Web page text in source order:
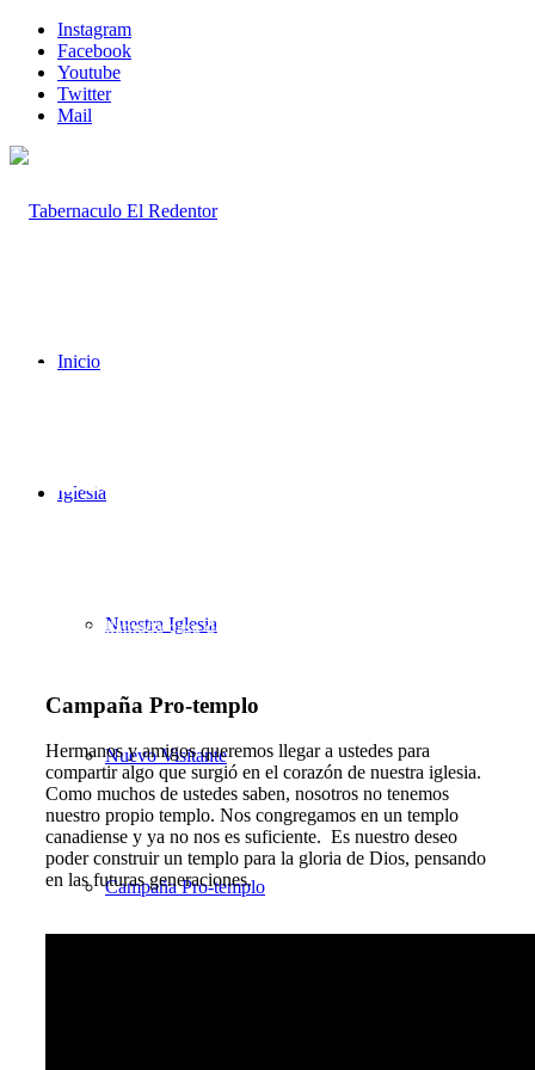
Instagram
Facebook
Youtube
Twitter
Mail
Inicio
Iglesia
Nuestra Iglesia
Nuevo Visitante
Campaña Pro-templo
Campaña Pro
Templo
mi casa será llamada casa de oración para todos los pueblos.»
Campaña Pro-templo
Hermanos y amigos queremos llegar a ustedes para
compartir algo que surgió en el corazón de nuestra iglesia.
Como muchos de ustedes saben, nosotros no tenemos
nuestro propio templo. Nos congregamos en un templo
canadiense y ya no nos es suficiente. Es nuestro deseo
poder construir un templo para la gloria de Dios, pensando
en las futuras generaciones.